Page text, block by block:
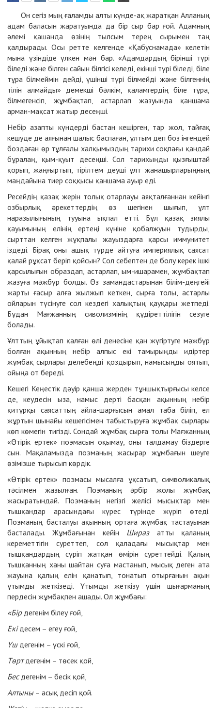
Он сегіз мың ғаламды алты күнде-ақ жаратқан Алланың
адам баласын жаратуында да бір сыр бар ғой. Адамның
әлемі қашанда өзінің тылсым терең сырымен таң
қалдырады. Осы ретте келгенде «Қабуснамада» келетін
мына үзіндіде үлкен мән бар. «Адамдардың бірінші түрі
біледі және білген сайын білгісі келеді, екінші түрі біледі, біле
тұра білмеймін дейді, үшінші түрі білмейді және білгеннің
тілін алмайды» демекші бәлкім, қаламгердің біле тұра,
білмегенсіп, жұмбақтап, астарлап жазуында қаншама
арман-мақсат жатыр десеңші.
Небір азапты күндерді бастан кешірген, тар жол, тайғақ
кешуде де аяғынан шалыс баспаған, ұлтым деп боз інгендей
боздаған өр тұлғалы халқымыздың тарихи соқпағы қандай
бұралаң, қым-қуыт десеңші. Сол тарихыңды қызғыштай
қорып, жаңғыртып, тірілтем деуші ұлт жанашырларыңның
маңдайына тиер соққысы қаншама ауыр еді.
Ресейдің қазақ жерін толық отарлауы аяқталғаннан кейінгі
озбырлық әрекеттердің өз шегінен шығып, ұлт
наразылығының тууына ықпал етті. Бұл қазақ зиялы
қауымының елінің ертеңі күніне қобалжуын тудырды,
сырттан келген жұқпалы жауыздарға қарсы иммунитет
іздеді. Бірақ оны ашық түрде айтуға империялық саясат
қалай рұқсат беріп қойсын? Сол себептен де болу керек ішкі
қарсылығын образдап, астарлап, ым-ишарамен, жұмбақтап
жазуға мәжбүр болды. Өз замандастарынан білім-деңгейі
жарты ғасыр алға жылжып кеткен, сырға толы, астарлы
ойларын түсінуге сол кездегі халықтың қауқары жетпеді.
Бұдан Мағжанның сиволизмінің құдіреттілігін сезуге
болады.
Ұлттың ұйықтап қалған өлі денесіне қан жүгіртуге мәжбүр
болған ақынның небір алпыс екі тамырыңды идіртер
жұмбақ сырлары делебеңді қоздырып, намысыңды оятып,
ойыңа от береді.
Кешегі Кеңестік дәуір қанша жерден тұншықтырғысы келсе
де, кеудесін ыза, намыс дерті басқан ақынның небір
қитұрқы саясаттың айла-шарғысын амал таба біліп, ел
жұртын шынайы кешегісімен табыстыруға жұмбақ сырлары
көп көмегін тигізді. Сондай жұмбақ сырға толы Мағжанның
«Өтірік ертек» поэмасын оқымау, оны талдамау біздерге
сын. Мақаламызда поэманың жасырар жұмбағын шеуге
өзімізше тырысып көрдік.
«Өтірік ертек» поэмасы мысалға ұқсатып, символикалық
тәсілмен жазылған. Поэманың әрбір жолы жұмбақ
жасыратындай. Поэманың негізгі желісі мысықтар мен
тышқандар арасындағы күрес түрінде жүріп өтеді.
Поэманың басталуы ақынның ортаға жұмбақ тастауынан
басталады. Жұмбағынан кейін Ширазатты қаланың
кереметтігін суреттеп, сол қаладағы мысықтар мен
тышқандардың сүріп жатқан өмірін суреттейді. Қалың
тышқанның ханы шайтан суға мастанып, мысық деген ата
жауына қалың елін қанатып, тонатып отырғанын ақын
ұтымды жеткізеді. Ұтымды жеткізу үшін шығарманың
пердесін жұмбақпен ашады. Ол жұмбағы:
«Бірдегенім білеу ғой,
Екідесем – егеу ғой,
Үш дегенім – үскі ғой,
Төртдегенім – төсек қой,
Бесдегенім – бесік қой,
Алтыны– асық десіп қой.